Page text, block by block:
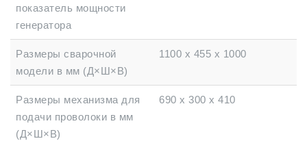
показатель мощности
генератора
Размеры сварочной
модели в мм (Д×Ш×В)
1100 х 455 х 1000
Размеры механизма для
подачи проволоки в мм
(Д×Ш×В)
690 х 300 х 410